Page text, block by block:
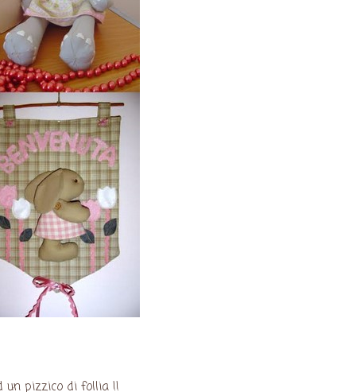
pizzico di follia !!